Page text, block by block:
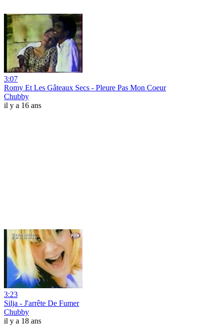
3:07
Romy Et Les Gâteaux Secs - Pleure Pas Mon Coeur
Chubby
il y a 16 ans
3:23
Silja - J'arrête De Fumer
Chubby
il y a 18 ans